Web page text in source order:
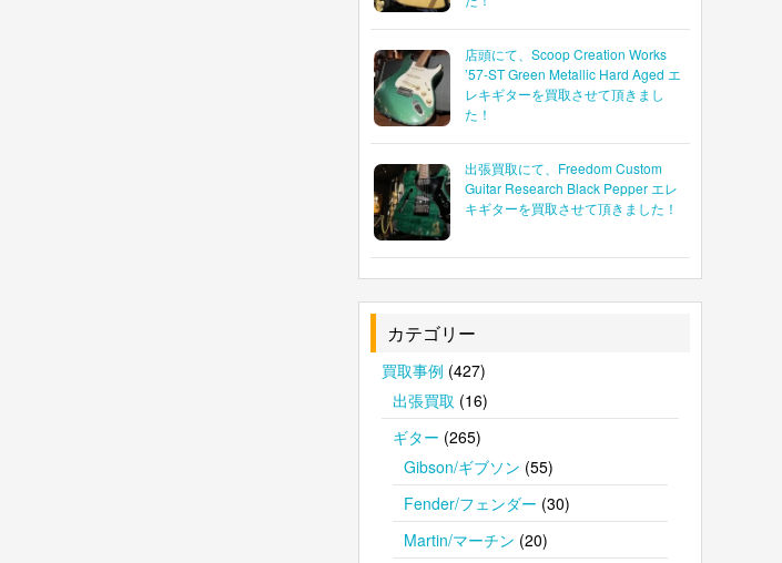
店頭にて、Scoop Creation Works
’57-ST Green Metallic Hard Aged エ
レキギターを買取させて頂きまし
た！
出張買取にて、Freedom Custom
Guitar Research Black Pepper エレ
キギターを買取させて頂きました！
カテゴリー
買取事例 (427)
出張買取 (16)
ギター (265)
Gibson/ギブソン (55)
Fender/フェンダー (30)
Martin/マーチン (20)